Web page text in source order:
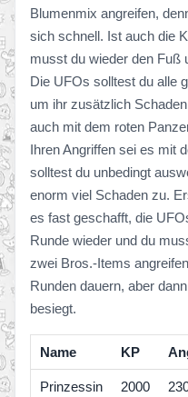
Blumenmix angreifen,
sich schnell. Ist auch die
musst du wieder den Fuß
Die UFOs solltest du alle
um ihr zusätzlich
auch mit dem roten
Ihren Angriffen sei es mit
solltest du unbedingt
enorm viel Schaden zu.
es fast geschafft, die
Runde wieder und du
zwei Bros.-Items
Runden dauern, aber
besiegt.
Name KP
Prinzessin
2000